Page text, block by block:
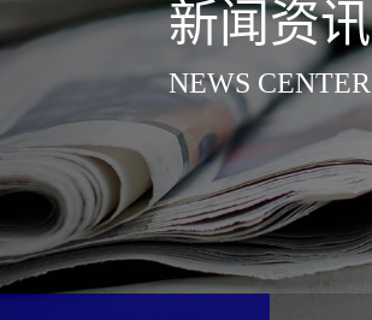
新闻资讯
NEWS CENTER